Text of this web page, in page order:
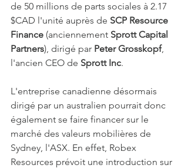
de 50 millions de parts sociales à 2.17
$CAD l'unité auprès de SCP Resource
Finance (anciennement Sprott Capital
Partners), dirigé par Peter Grosskopf,
l'ancien CEO de Sprott Inc.
L'entreprise canadienne désormais
dirigé par un australien pourrait donc
également se faire financer sur le
marché des valeurs mobilières de
Sydney, l'ASX. En effet, Robex
Resources prévoit une introduction sur